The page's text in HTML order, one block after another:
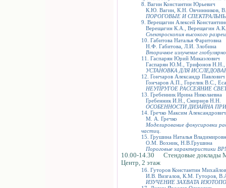
8. Вагин Константин Юрьевич
К.Ю. Вагин, К.Н. Овчинников,
ПОРОГОВЫЕ И
9. Верещагин Алексей
Верещагин К.А., Верещагин
Спектроскопия высокого
10. Габитова Наталья Фаритовна
Н.Ф. Габитова, Л.И. Злобина
Вторичное излучение
11. Гаспарян Юрий Микаэлович
Гаспарян Ю.М., Трифонов Н.Н.,
УСТАНОВКА ДЛЯ
12. Гончаров Александр Павлович
Гончаров А.П., Горелик В.С.,
НЕУПРУГОЕ РАССЕЯНИЕ
13. Гребенник Ирина Николаевна
Гребенник И.Н., Смирнов Н.Н.
ОСОБЕННОСТИ ДИЗАЙНА
14. Гречко Максим Александрович
М. А. Гречко
Моделирование фокусировки
частиц.
15. Грушина Наталья
О.М. Вохник, Н.В.Грушина
Пороговые характеристики
10.00-14.30 Стендовые доклады
Центр, 2 этаж
16. Гуторов Константин
И.В. Визгалов, К.М. Гуторов,
ИЗУЧЕНИЕ ЗАХВАТА